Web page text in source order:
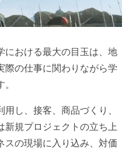
における最大の目玉は、地
際の仕事に関わりながら学
し、接客、商品づくり、
新規プロジェクトの立ち上
スの現場に入り込み、対価